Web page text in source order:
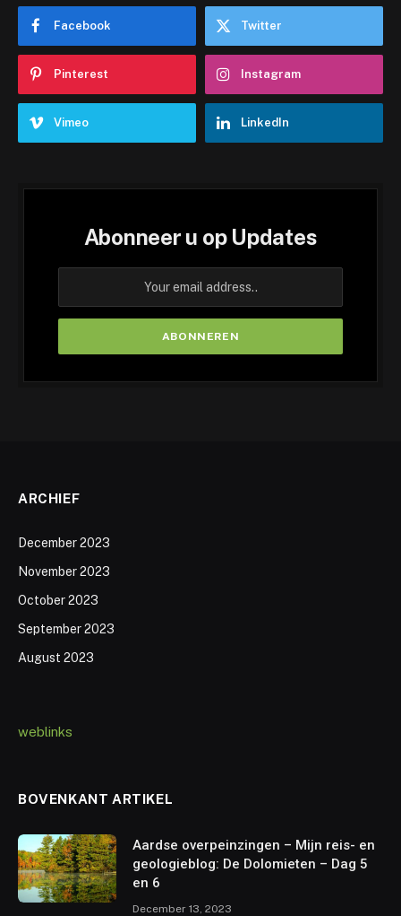
Facebook Twitter
Pinterest Instagram
Vimeo LinkedIn
Abonneer u op Updates
ARCHIEF
December 2023
November 2023
October 2023
September 2023
August 2023
weblinks
BOVENKANT ARTIKEL
Aardse overpeinzingen – Mijn reis- en
geologieblog: De Dolomieten – Dag 5
en 6
December 13, 2023